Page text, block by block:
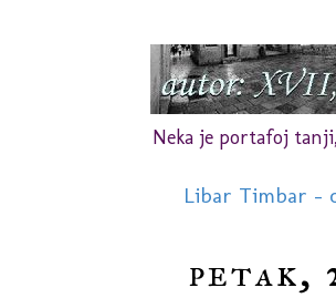
Neka je portafoj
Libar Timbar -
petak,